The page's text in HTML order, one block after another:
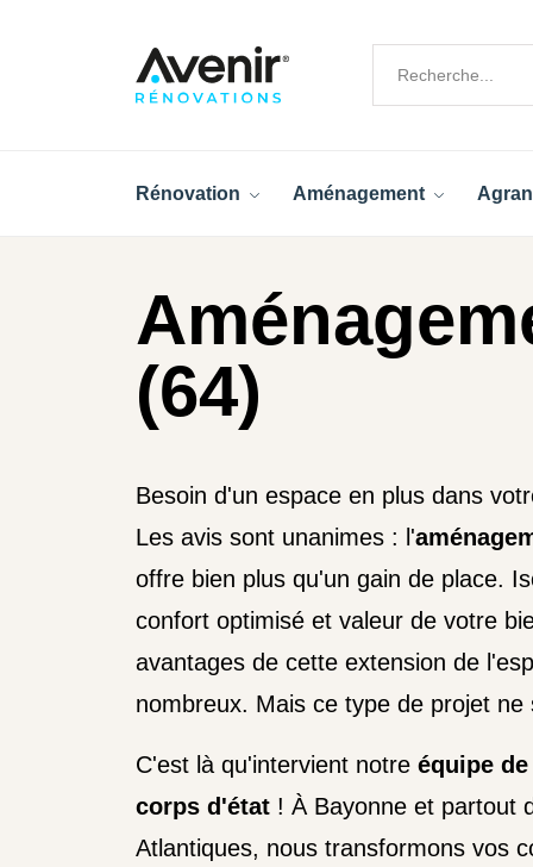
Rénovation Aménagement
(64)
Besoin d'un espace en plus dans
Les avis sont unanimes : l'
offre bien plus qu'un gain de place.
confort optimisé et valeur de votre
avantages de cette extension de
nombreux. Mais ce type de projet ne
C'est là qu'intervient notre équipe
corps d'état ! À Bayonne et partout
Atlantiques, nous transformons vos